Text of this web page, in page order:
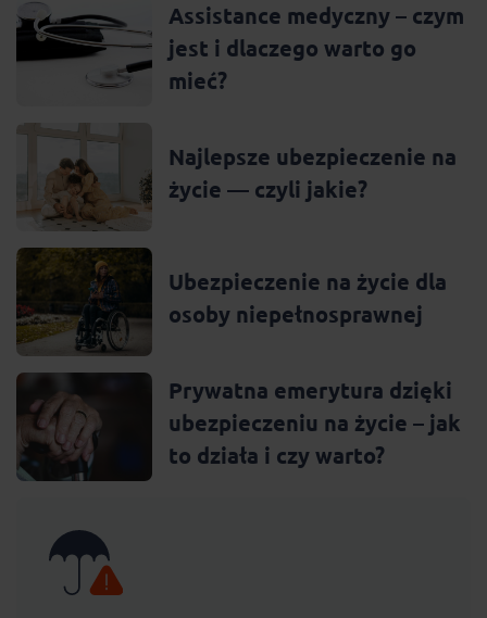
Assistance medyczny – czym
jest i dlaczego warto go
mieć?
Najlepsze ubezpieczenie na
życie — czyli jakie?
Ubezpieczenie na życie dla
osoby niepełnosprawnej
Prywatna emerytura dzięki
ubezpieczeniu na życie – jak
to działa i czy warto?